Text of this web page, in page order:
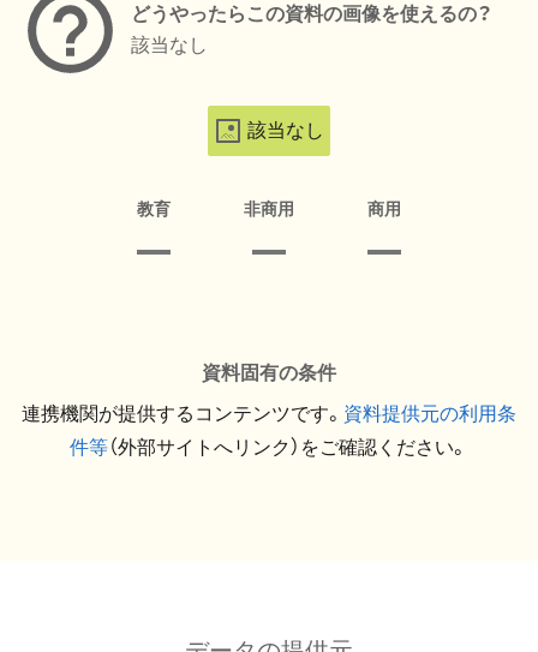
どうやったらこの資料の画像を使えるの？
該当なし
該当なし
教育 非商用 商用
資料固有の条件
連携機関が提供するコンテンツです。 資料提供元の利用条
件等（外部サイトへリンク）をご確認ください。